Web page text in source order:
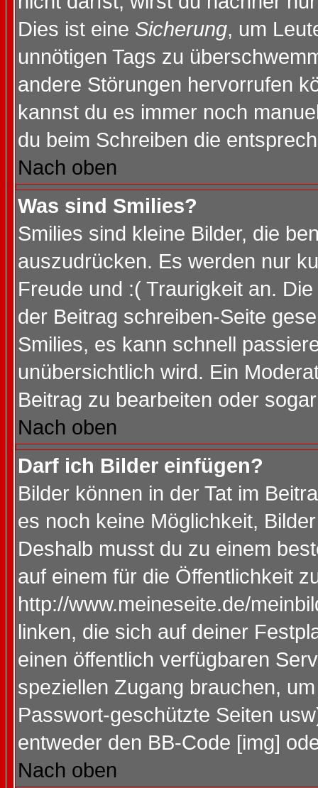
Dies ist eine Sicherung, um
unnötigen Tags zu
andere Störungen hervorrufen
kannst du es immer noch
du beim Schreiben die
Nach oben
Was sind Smilies?
Smilies sind kleine Bilder, die
auszudrücken. Es werden nur
Freude und :( Traurigkeit an.
der Beitrag schreiben-Seite
Smilies, es kann schnell
unübersichtlich wird. Ein
Beitrag zu bearbeiten oder
Nach oben
Darf ich Bilder einfügen?
Bilder können in der Tat im
es noch keine Möglichkeit,
Deshalb musst du zu einem
auf einem für die Öffentlichkeit
http://www.meineseite.de/
linken, die sich auf deiner
einen öffentlich verfügbaren
speziellen Zugang brauchen,
Passwort-geschützte Seiten
entweder den BB-Code [img]
Nach oben